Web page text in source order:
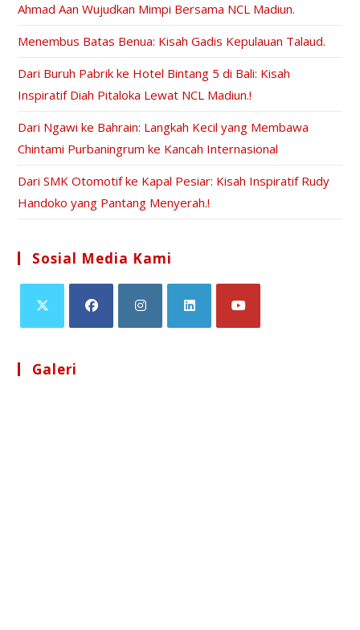
Ahmad Aan Wujudkan Mimpi Bersama NCL Madiun.
Menembus Batas Benua: Kisah Gadis Kepulauan Talaud.
Dari Buruh Pabrik ke Hotel Bintang 5 di Bali: Kisah
Inspiratif Diah Pitaloka Lewat NCL Madiun.!
Dari Ngawi ke Bahrain: Langkah Kecil yang Membawa
Chintami Purbaningrum ke Kancah Internasional
Dari SMK Otomotif ke Kapal Pesiar: Kisah Inspiratif Rudy
Handoko yang Pantang Menyerah.!
Sosial Media Kami
Galeri